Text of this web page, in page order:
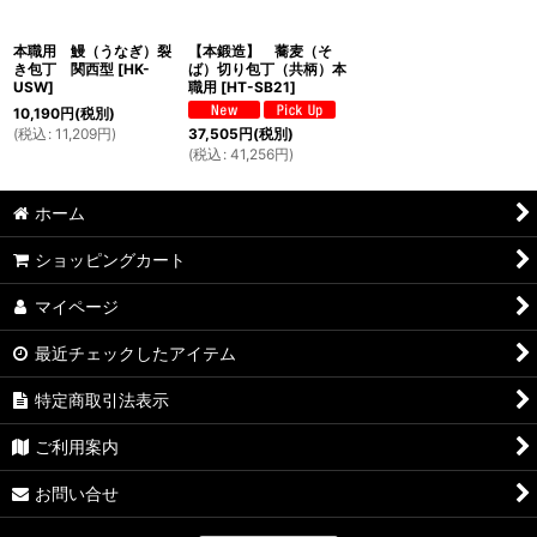
本職用 鰻（うなぎ）裂
き包丁 関西型 [HK-
USW]
10,190円(税別)
(税込 : 11,209円)
【本鍛造】 蕎麦（そ
ば）切り包丁（共柄）本
職用 [HT-SB21]
37,505円(税別)
(税込 : 41,256円)
ホーム
ショッピングカート
マイページ
最近チェックしたアイテム
特定商取引法表示
ご利用案内
お問い合せ